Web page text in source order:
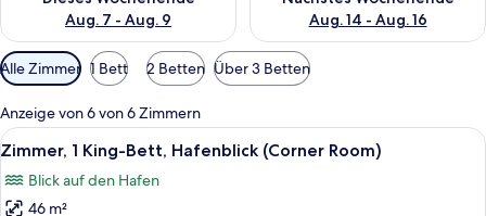
Aug. 7 - Aug. 9
Aug. 14 - Aug. 16
Verfügbare
Filter
für
Zimmer
Alle Zimmer 1 Bett 2 Betten Über 3 Betten
Anzeige von 6 von 6 Zimmern
Alle
Fotos
für
Ein modernes Wohnzimmer mit
5
Zimmer, 1 King-Bett, Hafenblick (Corner Room)
Blick auf den Hafen
46 m²